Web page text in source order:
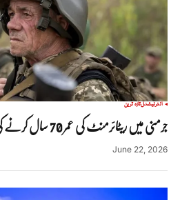
انٹرنیشنلتازہ ترین
جرمنی میں ریٹائرمنٹ کی عمر 70 سال کرنے کی تجویز زیر غور
June 22, 2026